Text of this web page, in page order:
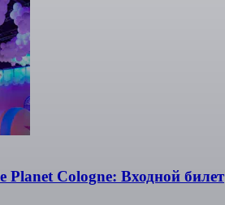
Cologne: Входной билет